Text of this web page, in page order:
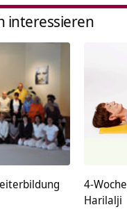
interessieren
4-
Harilalji